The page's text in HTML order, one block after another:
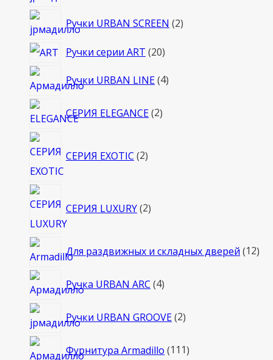
Ручки URBAN SCREEN 22
Ручки серии ART 2020
Ручки URBAN LINE 44
СЕРИЯ ELEGANCE 22
СЕРИЯ EXOTIC 2товара
СЕРИЯ LUXURY 2товара
Для раздвижных и складных дверей 1212
Ручка URBAN ARC 44
Ручки URBAN GROOVE 22
Фурнитура Armadillo 111111